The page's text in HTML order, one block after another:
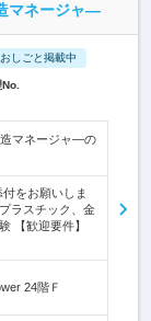
マネージャ―
しごと掲載中
造マネージャ―の
をお願いしま
ラスチック、金
【歓迎要件】
24階Ｆ